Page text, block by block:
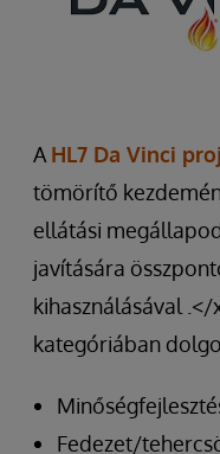
A HL7 Da Vinci
tömörítő
ellátási
javítására
kihasználásával
kategóriában
Fedezet/